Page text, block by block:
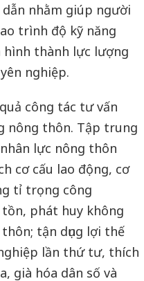
nhằm giúp người
trình độ kỹ năng
hình thành lực lượng
nghiệp.
công tác tư vấn
nông thôn. Tập trung
lực nông thôn
cơ cấu lao động, cơ
tỉ trọng công
tồn, phát huy không
tận dụng lợi thế
lần thứ tư, thích
già hóa dân số và